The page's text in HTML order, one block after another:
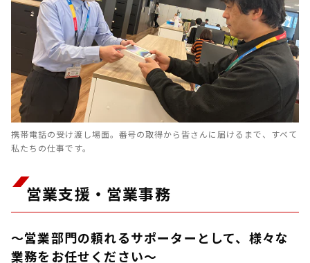
携帯電話の受け渡し場面。番号の取得から皆さんに届けるまで、すべて
私たちの仕事です。
営業支援・営業事務
～営業部門の頼れるサポーターとして、様々な
業務をお任せください～